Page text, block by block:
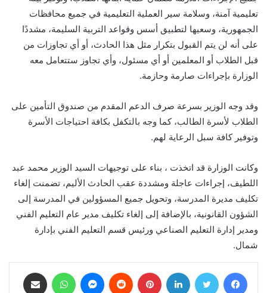
تعليمية آمنة، وسلامة سير العملية التعليمية في جميع محافظات
الجمهورية، وسعيها لتطبيق أسس وقواعد التربية السليمة، مشددًا
على أنه لن يتم القبول بتكرار مثل هذا الحادث، أو أي تجاوزات من
قبل الطلاب أو المعلمين أو أي مسئول، وأي تجاوز ستتعامل معه
الوزارة بإجراءات صارمة وحازمة.
وقد وجه الوزير بسرعة صرف الدعم المقدم من صندوق التأمين على
الطلاب لأسرة الطالب، كما وجه بالتكفل بكافة احتياجات الأسرة
وتوفير كافة سبل الرعاية لهم.
وكانت الوزارة قد اتخذت ، بناء على توجيهات السيد الوزير محمد عبد
اللطيف، إجراءات عاجلة ومشددة عقب الحادث الأليم، تضمنت إلغاء
تكليف مديرة المدرسة، وتحويل جميع المسؤولين في المدرسة إلى
الشؤون القانونية، بالإضافة إلى إلغاء تكليف مدير عام التعليم الفني
ومدير إدارة التعليم الصناعي ورئيس قسم التعليم الفني بإدارة
شمال.
فيسبوك تويتر لينكدإن بينتيريست ماسنجر واتساب